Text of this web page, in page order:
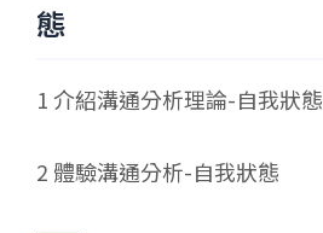
態
1 介紹溝通分析理論-自我狀態
2 體驗溝通分析-自我狀態